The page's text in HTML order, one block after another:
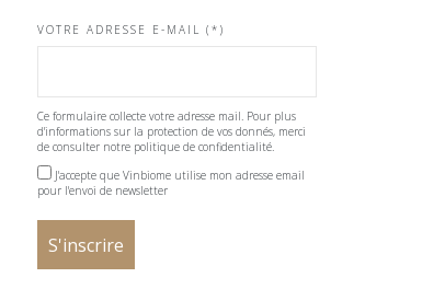
VOTRE ADRESSE E-MAIL (*)
Ce formulaire collecte votre adresse mail. Pour plus
d'informations sur la protection de vos donnés, merci
de consulter notre politique de confidentialité.
J'accepte que Vinbiome utilise mon adresse email
pour l'envoi de newsletter